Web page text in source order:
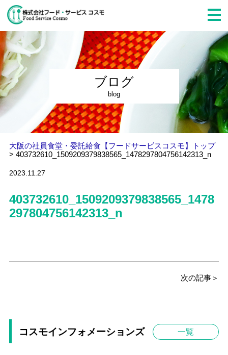
ブログ
blog
大阪の社員食堂・委託給食【フードサービスコスモ】トップ
> 403732610_1509209379838565_1478297804756142313_n
2023.11.27
403732610_1509209379838565_1478
297804756142313_n
次の記事＞
コスモインフォメーションズ 一覧